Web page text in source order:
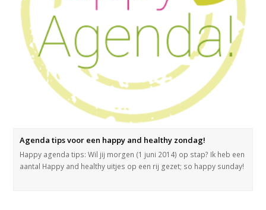
Agenda tips voor een happy and healthy zondag!
Happy agenda tips: Wil jij morgen (1 juni 2014) op stap? Ik heb een
aantal Happy and healthy uitjes op een rij gezet; so happy sunday!